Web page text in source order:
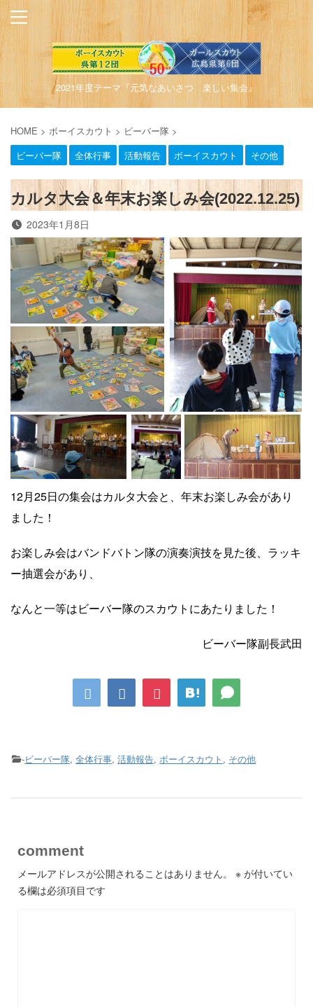
2021年度テーマ『元気なあいさつ 楽しい集会』
HOME > ボーイスカウト > ビーバー隊 >
ビーバー隊
全体行事 活動報告 ボーイスカウト その他
カルタ大会＆年末お楽しみ会(2022.12.25)
2023年1月8日
12月25日の集会はカルタ大会と、年末お楽しみ会があり
ました！
お楽しみ会はバンドバトン隊の演奏演技を見た後、ラッキ
ー抽選会があり、
なんと一等はビーバー隊のスカウトにあたりました！
ビーバー隊副長武田
-ビーバー隊,全体行事,活動報告,ボーイスカウト , その他
comment
メールアドレスが公開されることはありません。 ※ が付いてい
る欄は必須項目です